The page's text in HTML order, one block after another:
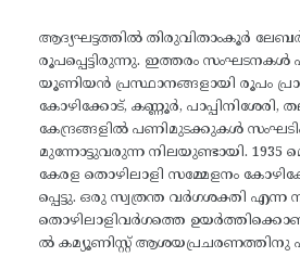
ആദ്യഘട്ടത്തിൽ തിരുവിതാംകൂർ
രൂപപ്പെട്ടിരുന്നു. ഇത്തരം സംഘടനകൾ
യൂണിയൻ പ്രസ്ഥാനങ്ങളായി രൂപം
കോഴിക്കോട്, കണ്ണൂർ, പാപ്പിനിശേരി,
കേന്ദ്രങ്ങളിൽ പണിമുടക്കുകൾ
മുന്നോട്ടുവരുന്ന നിലയുണ്ടായി. 1935
കേരള തൊഴിലാളി സമ്മേളനം
പ്പെട്ടു. ഒരു സ്വത്രന്ത വർഗശക്തി എന്ന
തൊഴിലാളിവർഗത്തെ
ൽ കമ്യൂണിസ്റ്റ് ആശയപ്രചരണത്തിനു